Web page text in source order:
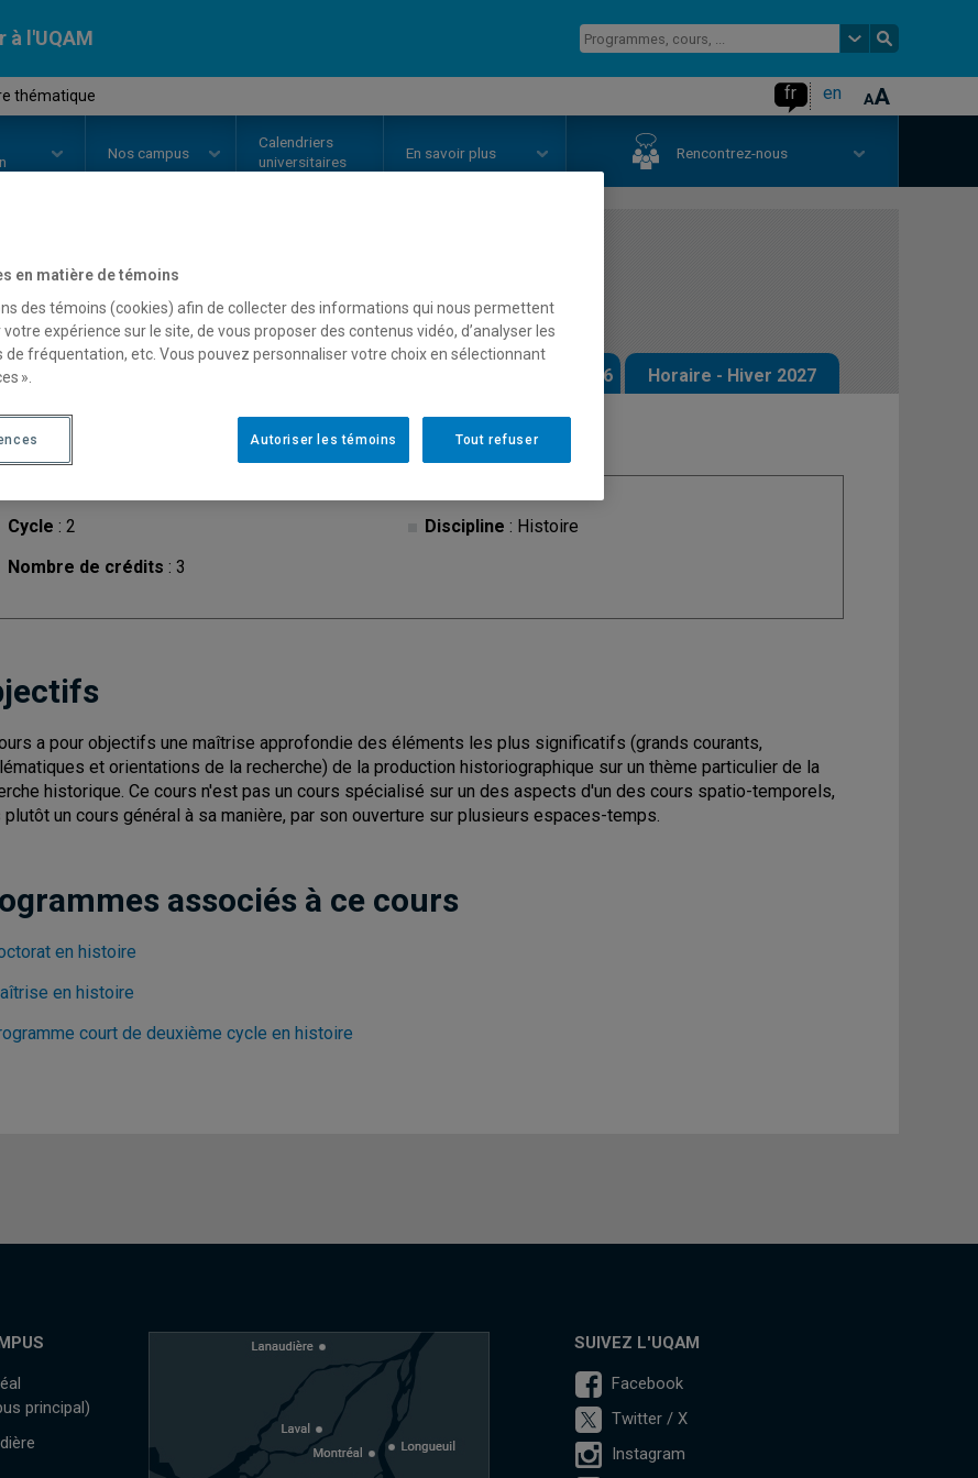
à l'UQAM
thématique fr en
Nos campus
Calendriers
universitaires
En savoir plus Rencontrez-nous
// HIS807X
Description Horaire - Automne 2026 Horaire - Hiver 2027
Cycle : 2
Nombre de crédits : 3
Discipline : Histoire
a pour objectifs une maîtrise approfondie des éléments les plus significatifs (grands courants,
et orientations de la recherche) de la production historiographique sur un thème particulier de la
historique. Ce cours n'est pas un cours spécialisé sur un des aspects d'un des cours spatio-temporels,
plutôt un cours général à sa manière, par son ouverture sur plusieurs espaces-temps.
associés à ce cours
en histoire
en histoire
court de deuxième cycle en histoire
principal)
SUIVEZ L'UQAM
Facebook
Twitter / X
Instagram
en matière de témoins
des témoins (cookies) afin de collecter des informations qui nous permettent
votre expérience sur le site, de vous proposer des contenus vidéo, d’analyser les
de fréquentation, etc. Vous pouvez personnaliser votre choix en sélectionnant
».
Tout refuser
Autoriser les témoins